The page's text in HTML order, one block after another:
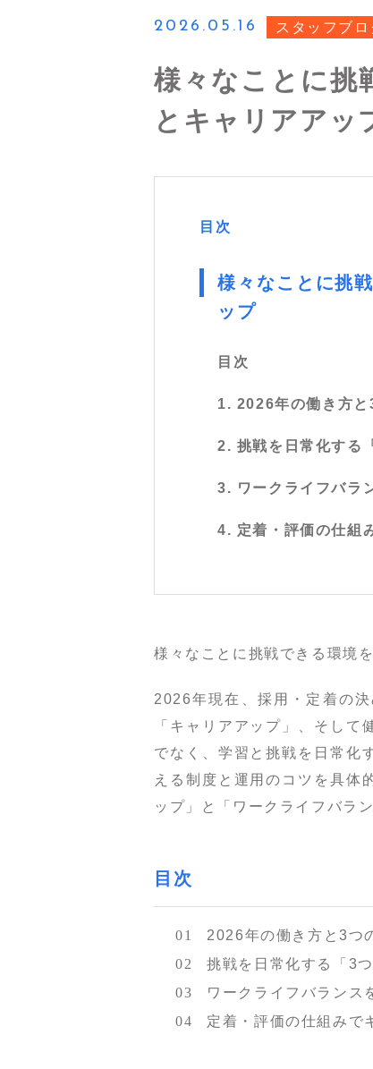
2026.05.16 スタッフブロ
様々なことに挑
とキャリアアッ
目次
様々なことに挑
ップ
目次
1. 2026年の働き方と
2. 挑戦を日常化する
3. ワークライフバラ
4. 定着・評価の仕組
様々なことに挑戦できる環境
2026年現在、採用・定着の
「キャリアアップ」、そし
でなく、学習と挑戦を日常化
える制度と運用のコツを具体
ップ」と「ワークライフバラ
目次
2026年の働き方と3つ
挑戦を日常化する「3
ワークライフバランス
定着・評価の仕組みで